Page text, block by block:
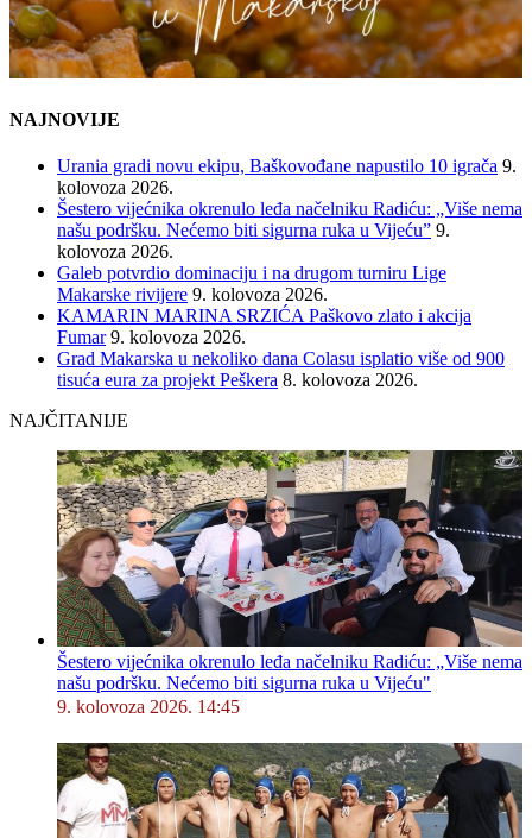
NAJNOVIJE
Urania gradi novu ekipu, Baškovođane napustilo 10 igrača 9.
kolovoza 2026.
Šestero vijećnika okrenulo leđa načelniku Radiću: „Više nema
našu podršku. Nećemo biti sigurna ruka u Vijeću” 9.
kolovoza 2026.
Galeb potvrdio dominaciju i na drugom turniru Lige
Makarske rivijere 9. kolovoza 2026.
KAMARIN MARINA SRZIĆA Paškovo zlato i akcija
Fumar 9. kolovoza 2026.
Grad Makarska u nekoliko dana Colasu isplatio više od 900
tisuća eura za projekt Peškera 8. kolovoza 2026.
NAJČITANIJE
Šestero vijećnika okrenulo leđa načelniku Radiću: „Više nema
našu podršku. Nećemo biti sigurna ruka u Vijeću"
9. kolovoza 2026. 14:45